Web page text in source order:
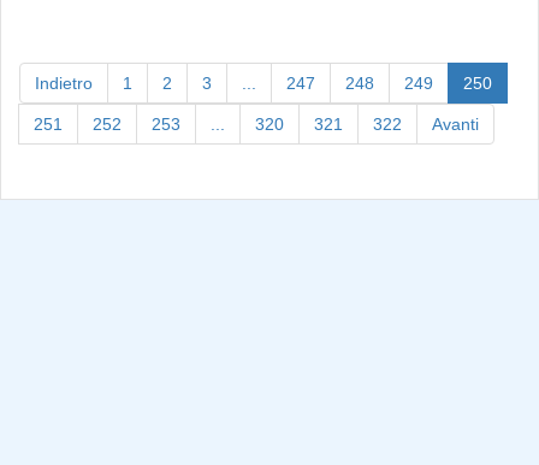
Indietro 1 2 3 247 248 249 250
251 252 253 320 321 322 Avanti